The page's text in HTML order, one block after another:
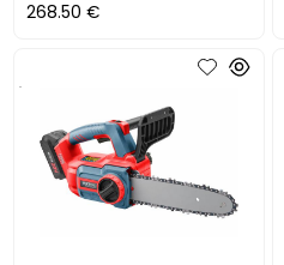
268.50 €
.